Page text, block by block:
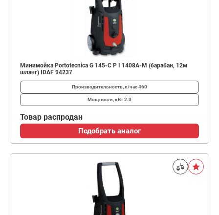
Минимойка Portotecnica G 145-C P I 1408A-M (барабан, 12м
шланг) IDAF 94237
Производительность, л/час460
Мощность, кВт2.3
Товар распродан
Подобрать аналог